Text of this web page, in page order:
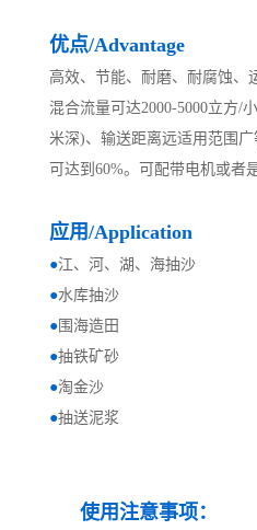
优点/Advantage
高效、节能、耐磨、耐腐蚀、
混合流量可达2000-5000立方/
米深)、输送距离远适用范围
可达到60%。可配带电机或者
应用/Application
●江、 河 、 湖 、 海抽沙
●水库抽沙
● 围海造田
●抽铁矿砂
●淘金沙
●抽送泥浆
使用注意事项：